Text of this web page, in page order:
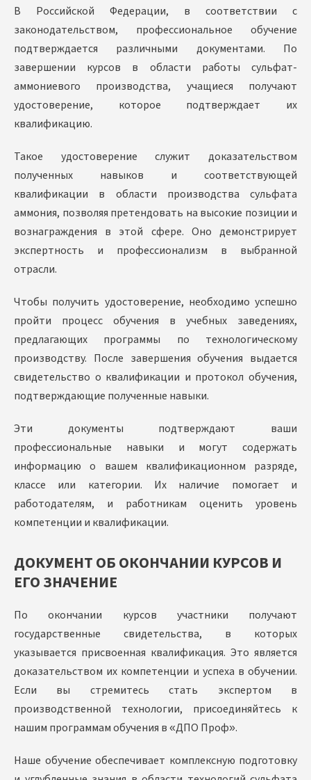
В Российской Федерации, в соответствии с
законодательством, профессиональное обучение
подтверждается различными документами. По
завершении курсов в области работы сульфат-
аммониевого производства, учащиеся получают
удостоверение, которое подтверждает их
квалификацию.
Такое удостоверение служит доказательством
полученных навыков и соответствующей
квалификации в области производства сульфата
аммония, позволяя претендовать на высокие позиции и
вознаграждения в этой сфере. Оно демонстрирует
экспертность и профессионализм в выбранной
отрасли.
Чтобы получить удостоверение, необходимо успешно
пройти процесс обучения в учебных заведениях,
предлагающих программы по технологическому
производству. После завершения обучения выдается
свидетельство о квалификации и протокол обучения,
подтверждающие полученные навыки.
Эти документы подтверждают ваши
профессиональные навыки и могут содержать
информацию о вашем квалификационном разряде,
классе или категории. Их наличие помогает и
работодателям, и работникам оценить уровень
компетенции и квалификации.
ДОКУМЕНТ ОБ ОКОНЧАНИИ КУРСОВ И
ЕГО ЗНАЧЕНИЕ
По окончании курсов участники получают
государственные свидетельства, в которых
указывается присвоенная квалификация. Это является
доказательством их компетенции и успеха в обучении.
Если вы стремитесь стать экспертом в
производственной технологии, присоединяйтесь к
нашим программам обучения в «ДПО Проф».
Наше обучение обеспечивает комплексную подготовку